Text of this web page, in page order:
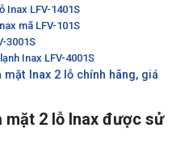
Inax LFV-1401S
mã LFV-101S
3001S
Inax LFV-4001S
Inax 2 lỗ chính hãng, giá
mặt 2 lỗ Inax được sử